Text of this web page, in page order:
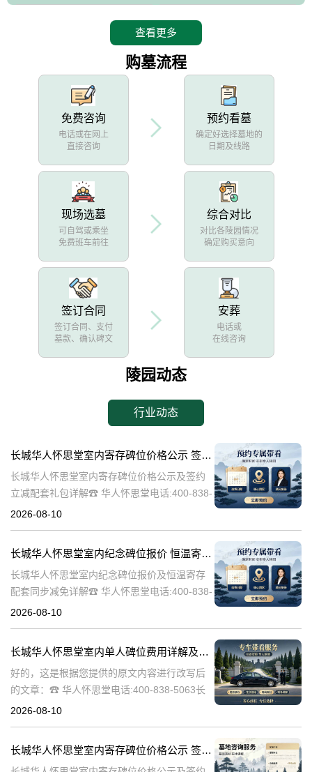
查看更多
购墓流程
免费咨询
电话或在网上
直接咨询
预约看墓
确定好选择墓地的
日期及线路
现场选墓
可自驾或乘坐
免费班车前往
综合对比
对比各陵园情况
确定购买意向
签订合同
签订合同、支付
墓款、确认碑文
安葬
电话或
在线咨询
陵园动态
行业动态
长城华人怀思堂室内寄存碑位价格公示 签约立减配套礼包详解
长城华人怀思堂室内寄存碑位价格公示及签约
立减配套礼包详解☎ 华人怀思堂电话:400-838-
5063随着社会的发展和人们生活节奏的加快，
2026-08-10
长城华人怀思堂室内纪念碑位报价 恒温寄存配套同步减免详解
长城华人怀思堂室内纪念碑位报价及恒温寄存
配套同步减免详解☎ 华人怀思堂电话:400-838-
5063在现代社会，随着人们生活节奏的加快，
2026-08-10
长城华人怀思堂室内单人碑位费用详解及追思厅使用优惠说明
好的，这是根据您提供的原文内容进行改写后
的文章：☎ 华人怀思堂电话:400-838-5063长
城华人怀思堂室内单人碑位费用明细及追思厅
2026-08-10
长城华人怀思堂室内寄存碑位价格公示 签约立减配套礼包详解